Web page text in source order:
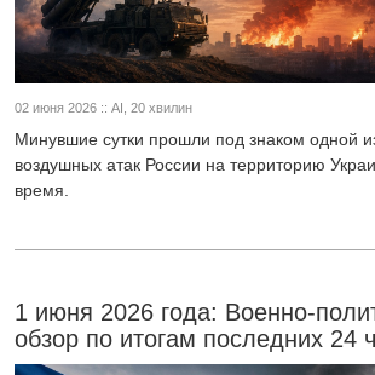
02 июня 2026 :: AI, 20 хвилин
Минувшие сутки прошли под знаком одной
воздушных атак России на территорию
время.
1 июня 2026 года: Военно-
обзор по итогам последних 24